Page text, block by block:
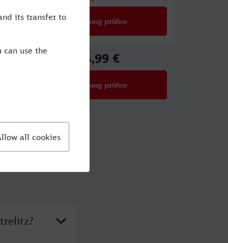
Verbindung prüfen
34,99 €
Verbindung prüfen